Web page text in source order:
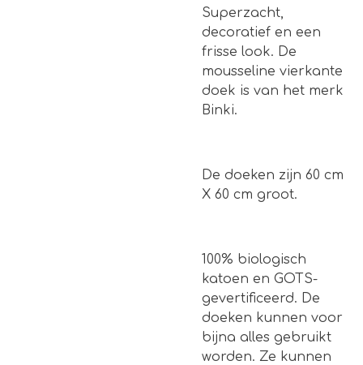
Superzacht,
decoratief en een
frisse look. De
mousseline vierkante
doek is van het merk
Binki.
De doeken zijn 60 cm
X 60 cm groot.
100% biologisch
katoen en GOTS-
gevertificeerd. De
doeken kunnen voor
bijna alles gebruikt
worden. Ze kunnen